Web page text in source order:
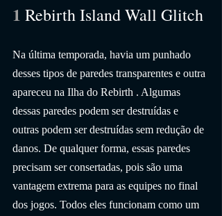
1 Rebirth Island Wall Glitch
Na última temporada, havia um punhado
desses tipos de paredes transparentes e outra
apareceu na Ilha do Rebirth . Algumas
dessas paredes podem ser destruídas e
outras podem ser destruídas sem redução de
danos. De qualquer forma, essas paredes
precisam ser consertadas, pois são uma
vantagem extrema para as equipes no final
dos jogos. Todos eles funcionam como um